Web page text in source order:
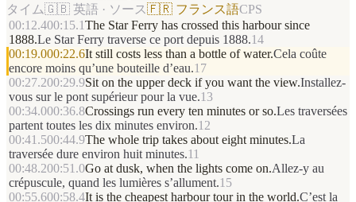
タイム🇬🇧 英語 · ソース🇫🇷 フランス語CPS
00:12.400:15.1The Star Ferry has crossed this harbour since
1888.Le Star Ferry traverse ce port depuis 1888.14
00:19.000:22.6It still costs less than a bottle of water.Cela coûte
encore moins qu’une bouteille d’eau.17
00:27.200:29.9Sit on the upper deck if you want the view.Installez-
vous sur le pont supérieur pour la vue.13
00:34.000:36.8Crossings run every ten minutes or so.Les traversées
partent toutes les dix minutes environ.12
00:41.500:44.9The whole trip takes about eight minutes.La
traversée dure environ huit minutes.11
00:48.200:51.0Go at dusk, when the lights come on.Allez-y au
crépuscule, quand les lumières s’allument.15
00:55.600:58.4It is the cheapest harbour tour in the world.C’est la